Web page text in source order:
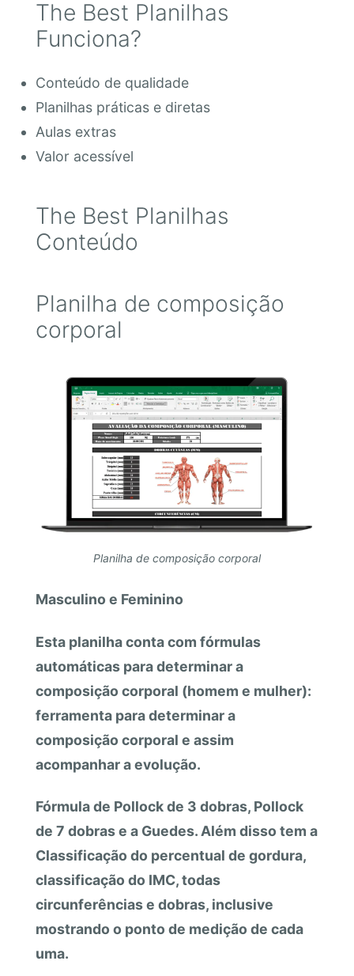
The Best Planilhas
Funciona?
Conteúdo de qualidade
Planilhas práticas e diretas
Aulas extras
Valor acessível
The Best Planilhas
Conteúdo
Planilha de composição
corporal
Planilha de composição corporal
Masculino e Feminino
Esta planilha conta com fórmulas
automáticas para determinar a
composição corporal (homem e mulher):
ferramenta para determinar a
composição corporal e assim
acompanhar a evolução.
Fórmula de Pollock de 3 dobras, Pollock
de 7 dobras e a Guedes. Além disso tem a
Classificação do percentual de gordura,
classificação do IMC, todas
circunferências e dobras, inclusive
mostrando o ponto de medição de cada
uma.